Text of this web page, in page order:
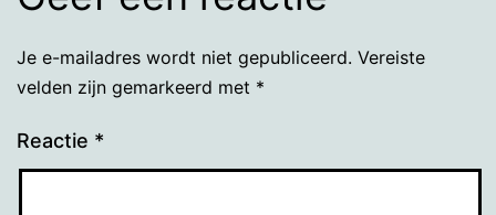
Je e-mailadres wordt niet gepubliceerd. Vereiste
velden zijn gemarkeerd met *
Reactie *